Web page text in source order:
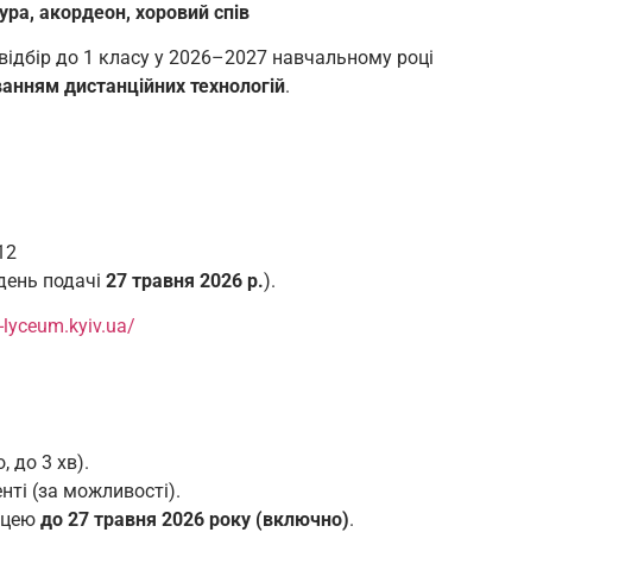
акордеон, хоровий спів
до 1 класу у 2026–2027 навчальному році
дистанційних технологій.
подачі 27 травня 2026 р.).
до 3 хв).
(за можливості).
до 27 травня 2026 року (включно).